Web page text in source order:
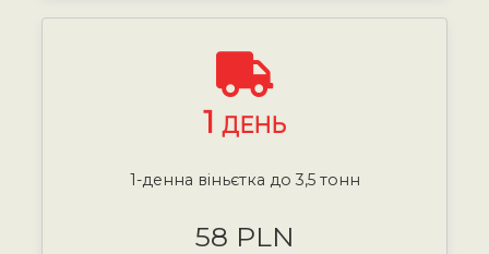
1 ДЕНЬ
1-денна віньєтка до 3,5 тонн
58 PLN